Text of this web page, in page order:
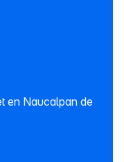
en Naucalpan de